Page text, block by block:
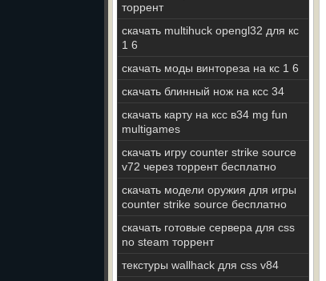
торрент
скачать multihuck opengl32 для кс
1 6
скачать моды винтореза на кс 1 6
скачать блинный нож на ксс 34
скачать карту на ксс в34 mg fun
multigames
скачать игру counter strike source
v72 через торрент бесплатно
скачать модели оружия для игры
counter strike source бесплатно
скачать готовые сервера для css
no steam торрент
текстуры wallhack для css v84